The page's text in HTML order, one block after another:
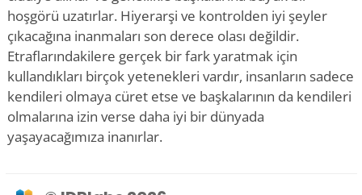
hoşgörü uzatırlar. Hiyerarşi ve kontrolden iyi şeyler
çıkacağına inanmaları son derece olası değildir.
Etraflarındakilere gerçek bir fark yaratmak için
kullandıkları birçok yetenekleri vardır, insanların sadece
kendileri olmaya cüret etse ve başkalarının da kendileri
olmalarına izin verse daha iyi bir dünyada
yaşayacağımıza inanırlar.